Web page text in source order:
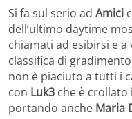
Si fa sul serio ad Amici
dell’ultimo daytime
chiamati ad esibirsi e
classifica di
non è piaciuto a tutti i
con Luk3 che è
portando anche Maria